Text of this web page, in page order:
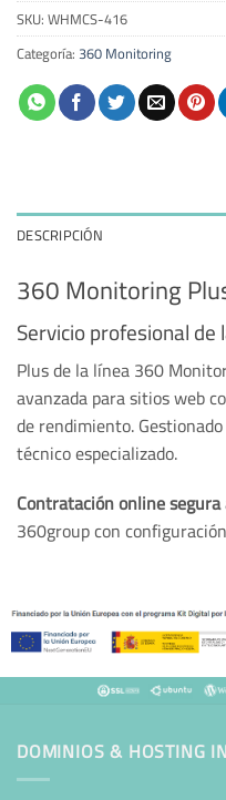
SKU:WHMCS-416
Categoría:360 Monitoring
DESCRIPCIÓN
360 Monitoring
Servicio profesional
Plus de la línea 360
avanzada para sitios web
de rendimiento.
técnico especializado.
Contratación online segura
360group con
DOMINIOS & HOSTING